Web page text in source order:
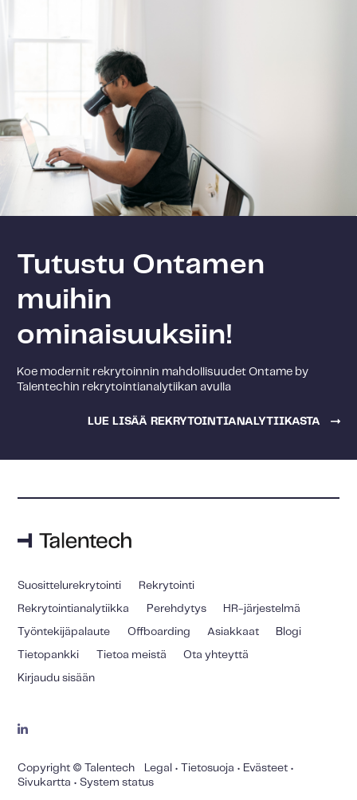
Tutustu Ontamen
muihin
ominaisuuksiin!
Koe modernit rekrytoinnin mahdollisuudet Ontame by
Talentechin rekrytointianalytiikan avulla
LUE LISÄÄ REKRYTOINTIANALYTIIKASTA
Suosittelurekrytointi Rekrytointi
Rekrytointianalytiikka Perehdytys HR-järjestelmä
Työntekijäpalaute Offboarding Asiakkaat Blogi
Tietopankki Tietoa meistä Ota yhteyttä
Kirjaudu sisään
Copyright © Talentech Legal • Tietosuoja • Evästeet •
Sivukartta •System status